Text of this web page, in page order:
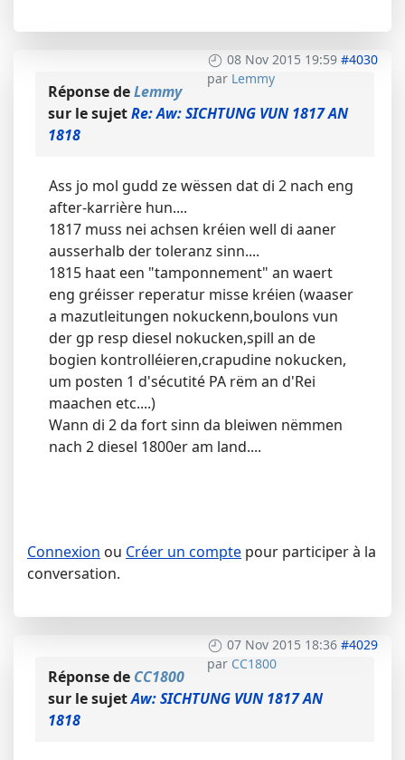
08 Nov 2015 19:59 #4030
par Lemmy
Réponse deLemmy
sur le sujetRe: Aw: SICHTUNG VUN 1817 AN
1818
Ass jo mol gudd ze wëssen dat di 2 nach eng
after-karrière hun....
1817 muss nei achsen kréien well di aaner
ausserhalb der toleranz sinn....
1815 haat een "tamponnement" an waert
eng gréisser reperatur misse kréien (waaser
a mazutleitungen nokuckenn,boulons vun
der gp resp diesel nokucken,spill an de
bogien kontrolléieren,crapudine nokucken,
um posten 1 d'sécutité PA rëm an d'Rei
maachen etc....)
Wann di 2 da fort sinn da bleiwen nëmmen
nach 2 diesel 1800er am land....
Connexion ou Créer un compte pour participer à la
conversation.
07 Nov 2015 18:36 #4029
par CC1800
Réponse de CC1800
sur le sujetAw: SICHTUNG VUN 1817 AN
1818